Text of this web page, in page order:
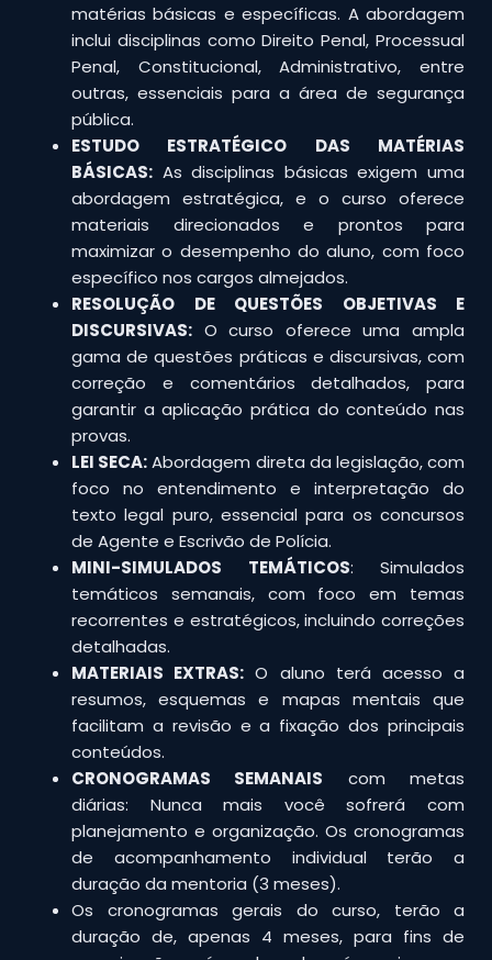
matérias básicas e específicas. A abordagem
inclui disciplinas como Direito Penal, Processual
Penal, Constitucional, Administrativo, entre
outras, essenciais para a área de segurança
pública.
ESTUDO ESTRATÉGICO DAS MATÉRIAS
BÁSICAS: As disciplinas básicas exigem uma
abordagem estratégica, e o curso oferece
materiais direcionados e prontos para
maximizar o desempenho do aluno, com foco
específico nos cargos almejados.
RESOLUÇÃO DE QUESTÕES OBJETIVAS E
DISCURSIVAS: O curso oferece uma ampla
gama de questões práticas e discursivas, com
correção e comentários detalhados, para
garantir a aplicação prática do conteúdo nas
provas.
LEI SECA:Abordagem direta da legislação, com
foco no entendimento e interpretação do
texto legal puro, essencial para os concursos
de Agente e Escrivão de Polícia.
MINI-SIMULADOS TEMÁTICOS: Simulados
temáticos semanais, com foco em temas
recorrentes e estratégicos, incluindo correções
detalhadas.
MATERIAIS EXTRAS: O aluno terá acesso a
resumos, esquemas e mapas mentais que
facilitam a revisão e a fixação dos principais
conteúdos.
CRONOGRAMAS SEMANAIS com metas
diárias: Nunca mais você sofrerá com
planejamento e organização. Os cronogramas
de acompanhamento individual terão a
duração da mentoria (3 meses).
Os cronogramas gerais do curso, terão a
duração de, apenas 4 meses, para fins de